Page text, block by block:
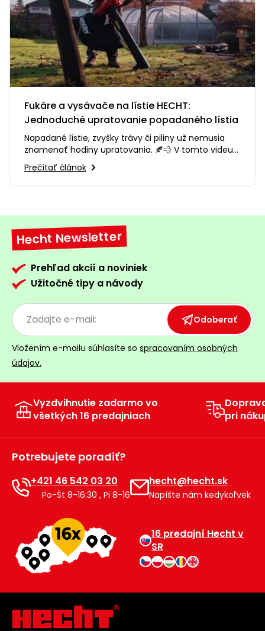
Fukáre a vysávače na lístie HECHT:
Jednoduché upratovanie popadaného lístia
Napadané lístie, zvyšky trávy či piliny už nemusia
znamenať hodiny upratovania. 🍂💨 V tomto videu
vám predstavíme fukáre…
Prečítať článok
Hecht Newsletter
Prehľad akcií a noviniek
Užitočné tipy a návody
Odoberať
Vložením e-mailu súhlasíte so spracovaním osobných
údajov.
Vyzdvihnutie zadarmo vo
všetkých 16 predajniach
pri
Potrebujete poradiť?
+421 46 542 03 20
Po-Št 8-16:30 , Pi 8-16
hecht@hecht.sk
Napíšte nám kedykoľvek
16 predajní Hecht v
SR